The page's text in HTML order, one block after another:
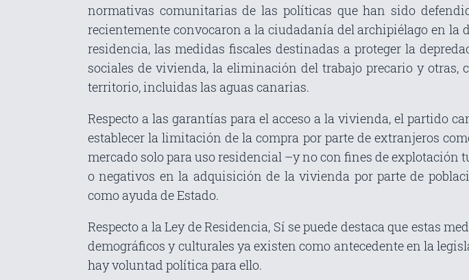
normativas comunitarias de las políticas que han sido
recientemente convocaron a la ciudadanía del archipiélago en la
residencia, las medidas fiscales destinadas a proteger la
sociales de vivienda, la eliminación del trabajo precario y
territorio, incluidas las aguas canarias.
Respecto a las garantías para el acceso a la vivienda, el partido
establecer la limitación de la compra por parte de extranjeros
mercado solo para uso residencial –y no con fines de
o negativos en la adquisición de la vivienda por parte de
como ayuda de Estado.
Respecto a la Ley de Residencia, Sí se puede destaca que estas
demográficos y culturales ya existen como antecedente en la
hay voluntad política para ello.